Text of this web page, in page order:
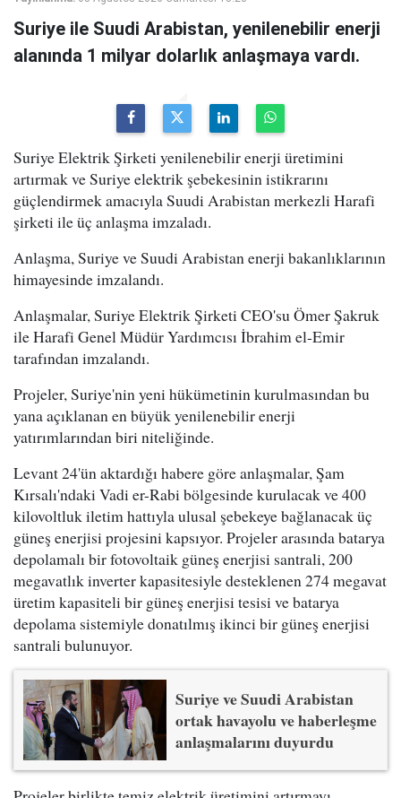
Suriye ile Suudi Arabistan, yenilenebilir enerji
alanında 1 milyar dolarlık anlaşmaya vardı.
Suriye Elektrik Şirketi yenilenebilir enerji üretimini
artırmak ve Suriye elektrik şebekesinin istikrarını
güçlendirmek amacıyla Suudi Arabistan merkezli Harafi
şirketi ile üç anlaşma imzaladı.
Anlaşma, Suriye ve Suudi Arabistan enerji bakanlıklarının
himayesinde imzalandı.
Anlaşmalar, Suriye Elektrik Şirketi CEO'su Ömer Şakruk
ile Harafi Genel Müdür Yardımcısı İbrahim el-Emir
tarafından imzalandı.
Projeler, Suriye'nin yeni hükümetinin kurulmasından bu
yana açıklanan en büyük yenilenebilir enerji
yatırımlarından biri niteliğinde.
Levant 24'ün aktardığı habere göre anlaşmalar, Şam
Kırsalı'ndaki Vadi er-Rabi bölgesinde kurulacak ve 400
kilovoltluk iletim hattıyla ulusal şebekeye bağlanacak üç
güneş enerjisi projesini kapsıyor. Projeler arasında batarya
depolamalı bir fotovoltaik güneş enerjisi santrali, 200
megavatlık inverter kapasitesiyle desteklenen 274 megavat
üretim kapasiteli bir güneş enerjisi tesisi ve batarya
depolama sistemiyle donatılmış ikinci bir güneş enerjisi
santrali bulunuyor.
Suriye ve Suudi Arabistan
ortak havayolu ve haberleşme
anlaşmalarını duyurdu